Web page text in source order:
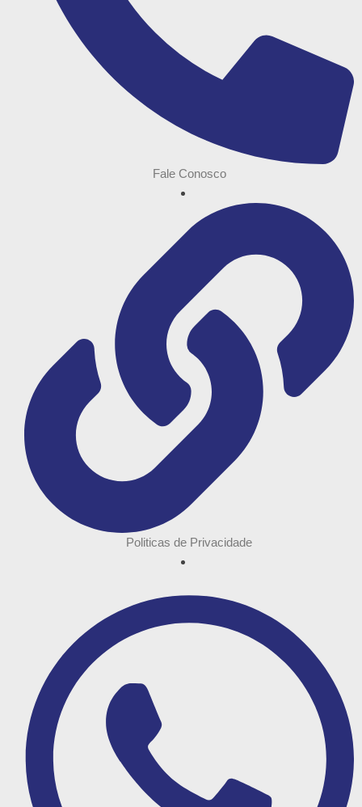
Fale Conosco
Politicas de Privacidade